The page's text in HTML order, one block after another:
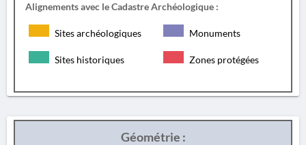
Alignements avec le Cadastre Archéologique :
Sites archéologiques Monuments
Sites historiques Zones protégées
Géométrie :